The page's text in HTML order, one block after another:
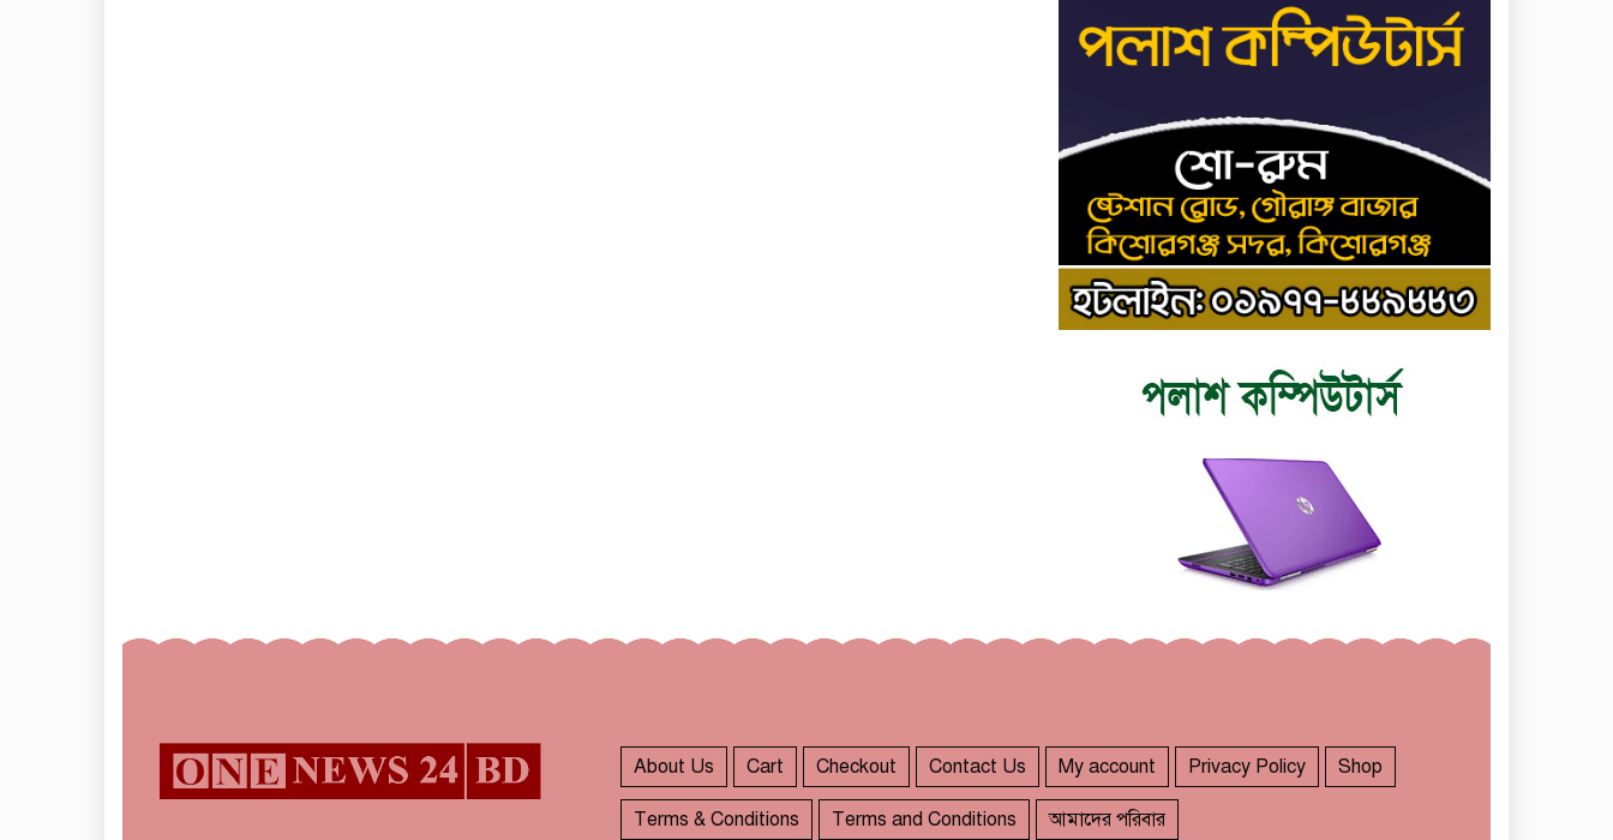
৯
ধর্ষণের অভিযোগে
কনটেন্ট ক্রিয়েটর রিপন
মিয়ার বিরুদ্ধে মামলা
১০
যে ডকুমেন্টারিতে আবু
সাঈদের ছবি নেই, সেটা
কোনো ডকুমেন্টারি নয়:
ভারপ্রাপ্ত রাষ্ট্রপতি
About Us Cart Checkout Contact Us My account Privacy Policy Shop
Terms & Conditions Terms and Conditions আমাদের পরিবার